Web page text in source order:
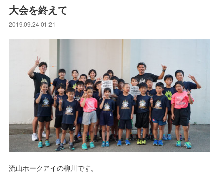
大会を終えて
2019.09.24 01:21
流山ホークアイの柳川です。